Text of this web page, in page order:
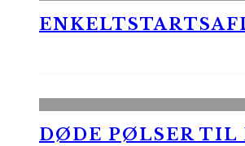
DØDE PØLSER TIL